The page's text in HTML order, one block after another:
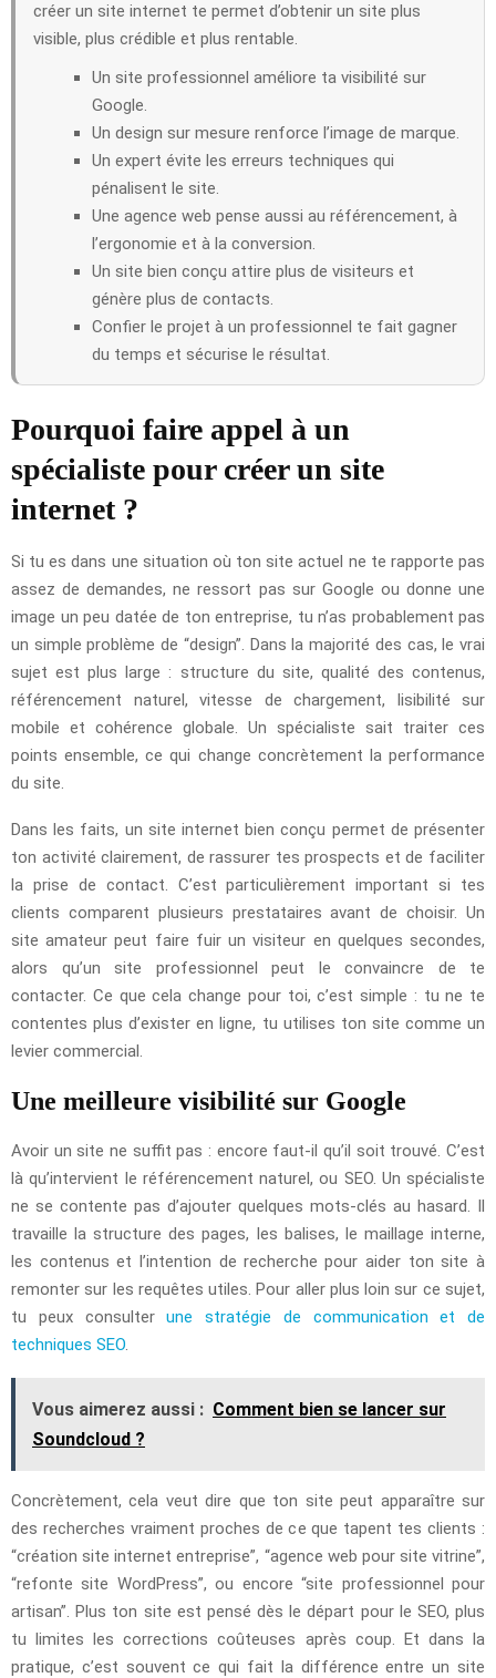
créer un site internet te permet d’obtenir un site plus
visible, plus crédible et plus rentable.
Un site professionnel améliore ta visibilité sur
Google.
Un design sur mesure renforce l’image de marque.
Un expert évite les erreurs techniques qui
pénalisent le site.
Une agence web pense aussi au référencement, à
l’ergonomie et à la conversion.
Un site bien conçu attire plus de visiteurs et
génère plus de contacts.
Confier le projet à un professionnel te fait gagner
du temps et sécurise le résultat.
Pourquoi faire appel à un
spécialiste pour créer un site
internet ?
Si tu es dans une situation où ton site actuel ne te rapporte pas
assez de demandes, ne ressort pas sur Google ou donne une
image un peu datée de ton entreprise, tu n’as probablement pas
un simple problème de “design”. Dans la majorité des cas, le vrai
sujet est plus large : structure du site, qualité des contenus,
référencement naturel, vitesse de chargement, lisibilité sur
mobile et cohérence globale. Un spécialiste sait traiter ces
points ensemble, ce qui change concrètement la performance
du site.
Dans les faits, un site internet bien conçu permet de présenter
ton activité clairement, de rassurer tes prospects et de faciliter
la prise de contact. C’est particulièrement important si tes
clients comparent plusieurs prestataires avant de choisir. Un
site amateur peut faire fuir un visiteur en quelques secondes,
alors qu’un site professionnel peut le convaincre de te
contacter. Ce que cela change pour toi, c’est simple : tu ne te
contentes plus d’exister en ligne, tu utilises ton site comme un
levier commercial.
Une meilleure visibilité sur Google
Avoir un site ne suffit pas : encore faut-il qu’il soit trouvé. C’est
là qu’intervient le référencement naturel, ou SEO. Un spécialiste
ne se contente pas d’ajouter quelques mots-clés au hasard. Il
travaille la structure des pages, les balises, le maillage interne,
les contenus et l’intention de recherche pour aider ton site à
remonter sur les requêtes utiles. Pour aller plus loin sur ce sujet,
tu peux consulterune stratégie de communication et de
techniques SEO
Vous aimerez aussi : Comment bien se lancer sur
Soundcloud ?
Concrètement, cela veut dire que ton site peut apparaître sur
des recherches vraiment proches de ce que tapent tes clients :
“création site internet entreprise”, “agence web pour site vitrine”,
“refonte site WordPress”, ou encore “site professionnel pour
artisan”. Plus ton site est pensé dès le départ pour le SEO, plus
tu limites les corrections coûteuses après coup. Et dans la
pratique, c’est souvent ce qui fait la différence entre un site